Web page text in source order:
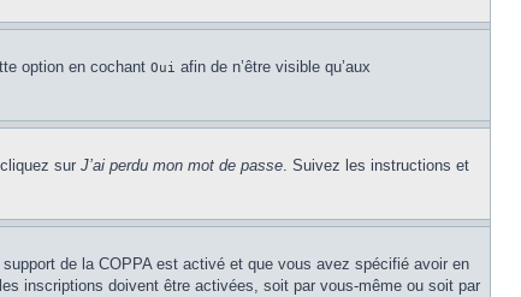
option en cochant Oui afin de n’être visible qu’aux
sur J’ai perdu mon mot de passe. Suivez les instructions et
de la COPPA est activé et que vous avez spécifié avoir en
inscriptions doivent être activées, soit par vous-même ou soit par